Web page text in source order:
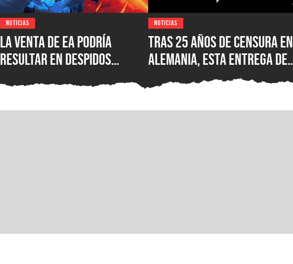
NOTICIAS
La venta de EA podría
resultar en despidos
señalan fuentes
NOTICIAS
Tras 25 años de censura en
Alemania, esta entrega de
Wolfenstein por fin está
disponible en su versión
original en PC para Steam,